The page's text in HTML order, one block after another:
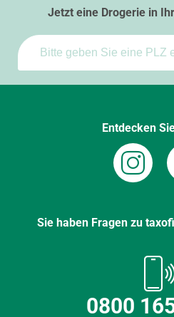
Jetzt eine Drogerie in
Entdecken
Sie haben Fragen zu
0800